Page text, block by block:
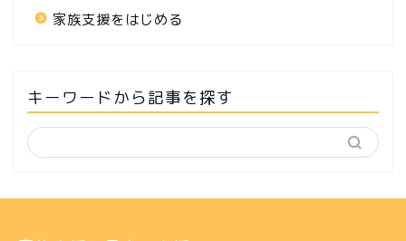
家族支援をはじめる
キーワードから記事を探す